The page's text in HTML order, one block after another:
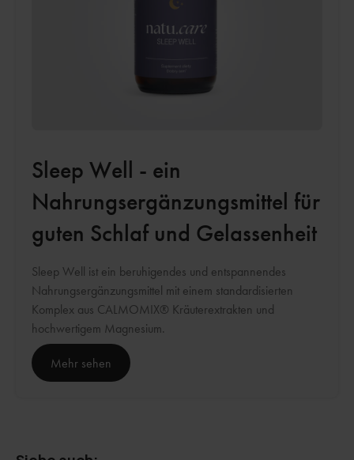
Sleep Well - ein
Nahrungsergänzungsmittel für
guten Schlaf und Gelassenheit
Sleep Well ist ein beruhigendes und entspannendes
Nahrungsergänzungsmittel mit einem standardisierten
Komplex aus CALMOMIX® Kräuterextrakten und
hochwertigem Magnesium.
Mehr sehen